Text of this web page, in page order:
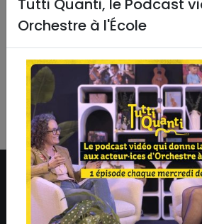
#Rapport d'activité•
#Reconditionné•#Remise en état
•#Sacem•#Shani Diluka•
#Spedidam•#Télévision•
Été en France
•#Vidéo •#Yves
Sagazan
#Zénith•#Tous
ASSOCIATION
Tutti Quanti, le Podcast
Orchestre à l'École